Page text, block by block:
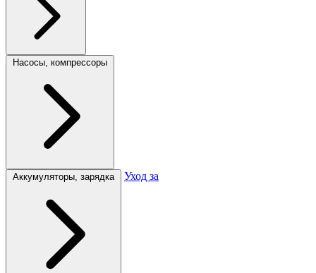
Насосы, компрессоры
Аккумуляторы, зарядка Уход за